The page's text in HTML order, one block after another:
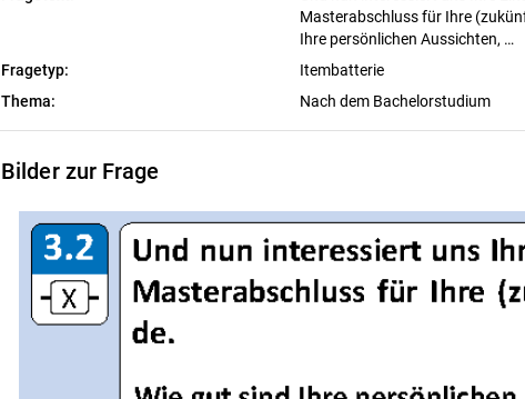
Masterabschluss für Ihre
Ihre persönlichen Aussichten, …
Fragetyp:
Itembatterie
Thema:
Nach dem Bachelorstudium
Bilder zur Frage